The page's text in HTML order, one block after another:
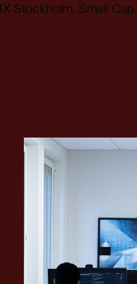
Stockholm, Small Cap.